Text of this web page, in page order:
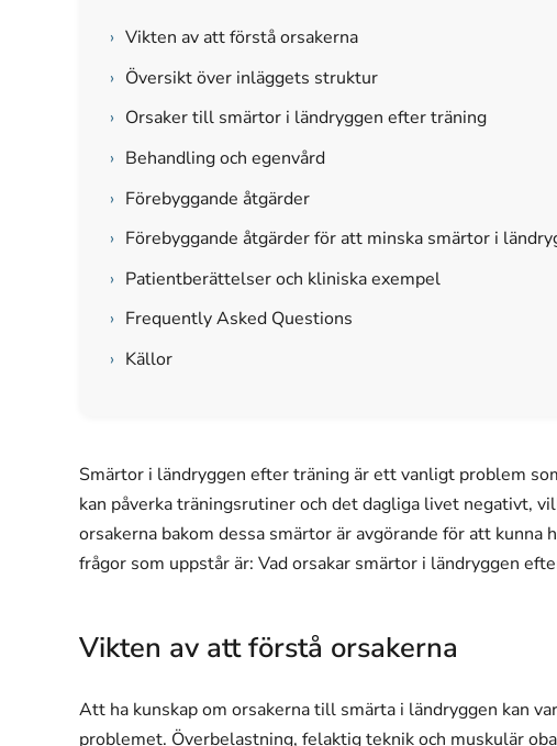
› Vikten av att förstå orsakerna
› Översikt över inläggets struktur
› Orsaker till smärtor i ländryggen efter träning
› Behandling och egenvård
› Förebyggande åtgärder
› Förebyggande åtgärder för att minska smärtor i
› Patientberättelser och kliniska exempel
› Frequently Asked Questions
› Källor
Smärtor i ländryggen efter träning är ett vanligt problem
kan påverka träningsrutiner och det dagliga livet negativt,
orsakerna bakom dessa smärtor är avgörande för att
frågor som uppstår är: Vad orsakar smärtor i ländryggen
Vikten av att förstå orsakerna
Att ha kunskap om orsakerna till smärta i ländryggen kan
problemet. Överbelastning, felaktig teknik och muskulär